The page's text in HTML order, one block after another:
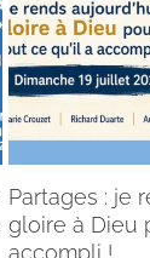
Partages : je
gloire à Dieu